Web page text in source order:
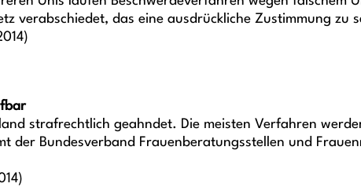
verabschiedet, das eine ausdrückliche Zustimmung zu
strafrechtlich geahndet. Die meisten Verfahren
der Bundesverband Frauenberatungsstellen und